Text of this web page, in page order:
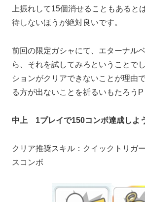
上振れして15個消せることもあると
待しないほうが絶対良いです。
前回の限定ガシャにて、エターナル
ら、それを試してみろということで
ションがクリアできないことが理由
る方が出ないことを祈るいもたろうP
中上 1プレイで150コンボ達成しよ
クリア推奨スキル：クイックトリガ
スコンボ